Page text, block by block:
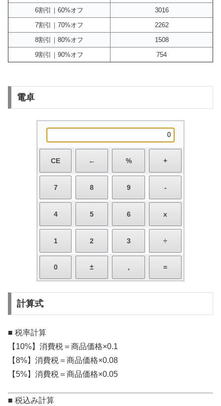
6割引｜60%オフ
3016
7割引｜70%オフ
2262
8割引｜80%オフ
1508
9割引｜90%オフ
754
電卓
計算式
■ 税率計算
【10%】消費税＝商品価格×0.1
【8%】消費税＝商品価格×0.08
【5%】消費税＝商品価格×0.05
■ 税込み計算